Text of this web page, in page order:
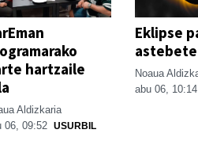
hartzaile
Aldizkaria
06, 09:52 USURBIL
Eklipse
Noaua
abu 06, 10:14